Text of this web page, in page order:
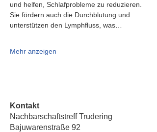
und helfen, Schlafprobleme zu reduzieren.
Sie fördern auch die Durchblutung und
unterstützen den Lymphfluss, was…
Mehr anzeigen
Kontakt
Nachbarschaftstreff Trudering
Bajuwarenstraße 92